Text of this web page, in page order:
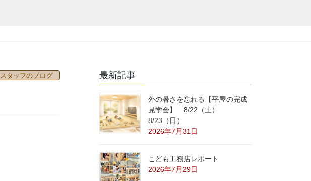
スタッフのブログ 最新記事
外の暑さを忘れる【平屋の完成
見学会】 8/22（土）
8/23（日）
2026年7月31日
こども工務店レポート
2026年7月29日